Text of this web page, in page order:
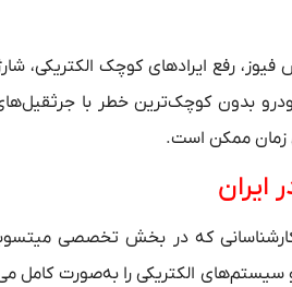
رفع ایرادهای کوچک الکتریکی،
بدون کوچک‌ترین خطر با
زمان ممکن است.
ایران
که در بخش تخصصی
و سیستم‌های الکتریکی را به‌صورت